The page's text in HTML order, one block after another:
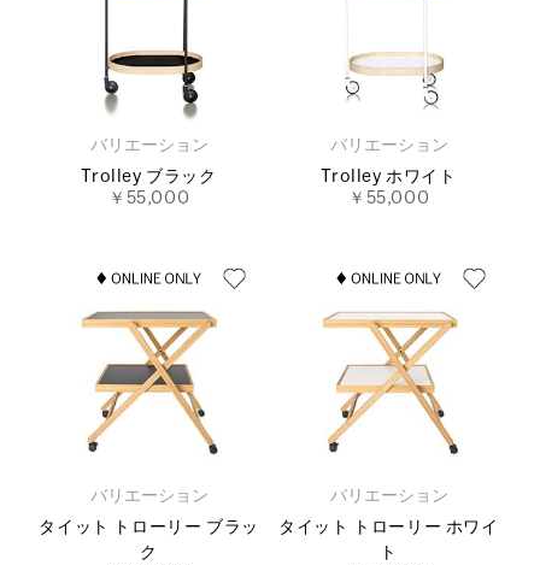
バリエーション
Trolley ブラック
￥55,000
バリエーション
Trolley ホワイト
￥55,000
バリエーション
タイット トローリー ブラッ
ク
バリエーション
タイット トローリー ホワイ
ト